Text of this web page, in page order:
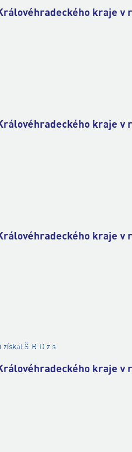
kraje v
kraje v
kraje v
získal Š-R-D z.s.
kraje v